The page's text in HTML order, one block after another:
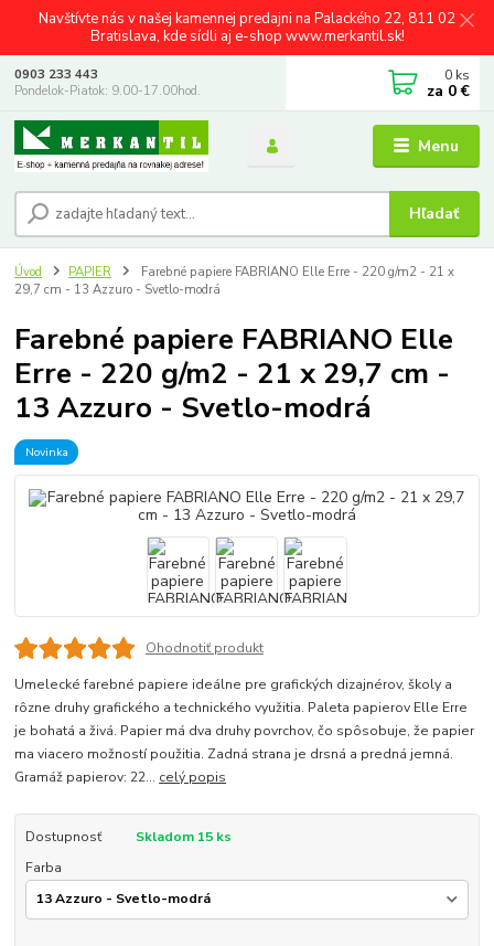
Navštívte nás v našej kamennej predajni na Palackého 22, 811 02
Bratislava, kde sídli aj e-shop www.merkantil.sk!
Menu
Hľadať
0903 233 443
Pondelok-Piatok: 9.00-17.00hod.
0 ks
za 0 €
Úvod PAPIER
Farebné papiere FABRIANO Elle Erre - 220 g/m2 - 21 x
29,7 cm - 13 Azzuro - Svetlo-modrá
Farebné papiere FABRIANO Elle
Erre - 220 g/m2 - 21 x 29,7 cm -
13 Azzuro - Svetlo-modrá
Novinka
Ohodnotiť produkt
Umelecké farebné papiere ideálne pre grafických dizajnérov, školy a
rôzne druhy grafického a technického využitia. Paleta papierov Elle Erre
je bohatá a živá. Papier má dva druhy povrchov, čo spôsobuje, že papier
ma viacero možností použitia. Zadná strana je drsná a predná jemná.
Gramáž papierov: 22... celý popis
Dostupnosť
Skladom 15 ks
Farba